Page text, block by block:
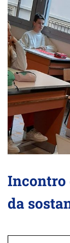
Incontro
da